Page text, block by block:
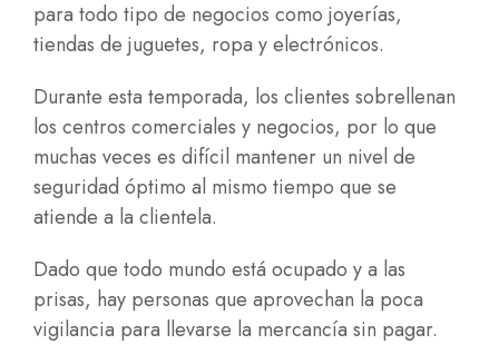
para todo tipo de negocios como joyerías,
tiendas de juguetes, ropa y electrónicos.
Durante esta temporada, los clientes sobrellenan
los centros comerciales y negocios, por lo que
muchas veces es difícil mantener un nivel de
seguridad óptimo al mismo tiempo que se
atiende a la clientela.
Dado que todo mundo está ocupado y a las
prisas, hay personas que aprovechan la poca
vigilancia para llevarse la mercancía sin pagar.